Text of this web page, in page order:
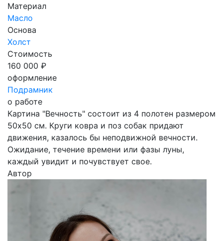
Материал
Масло
Основа
Холст
Стоимость
160 000 ₽
оформление
Подрамник
о работе
Картина "Вечность" состоит из 4 полотен размером
50х50 см. Круги ковра и поз собак придают
движения, казалось бы неподвижной вечности.
Ожидание, течение времени или фазы луны,
каждый увидит и почувствует свое.
Автор